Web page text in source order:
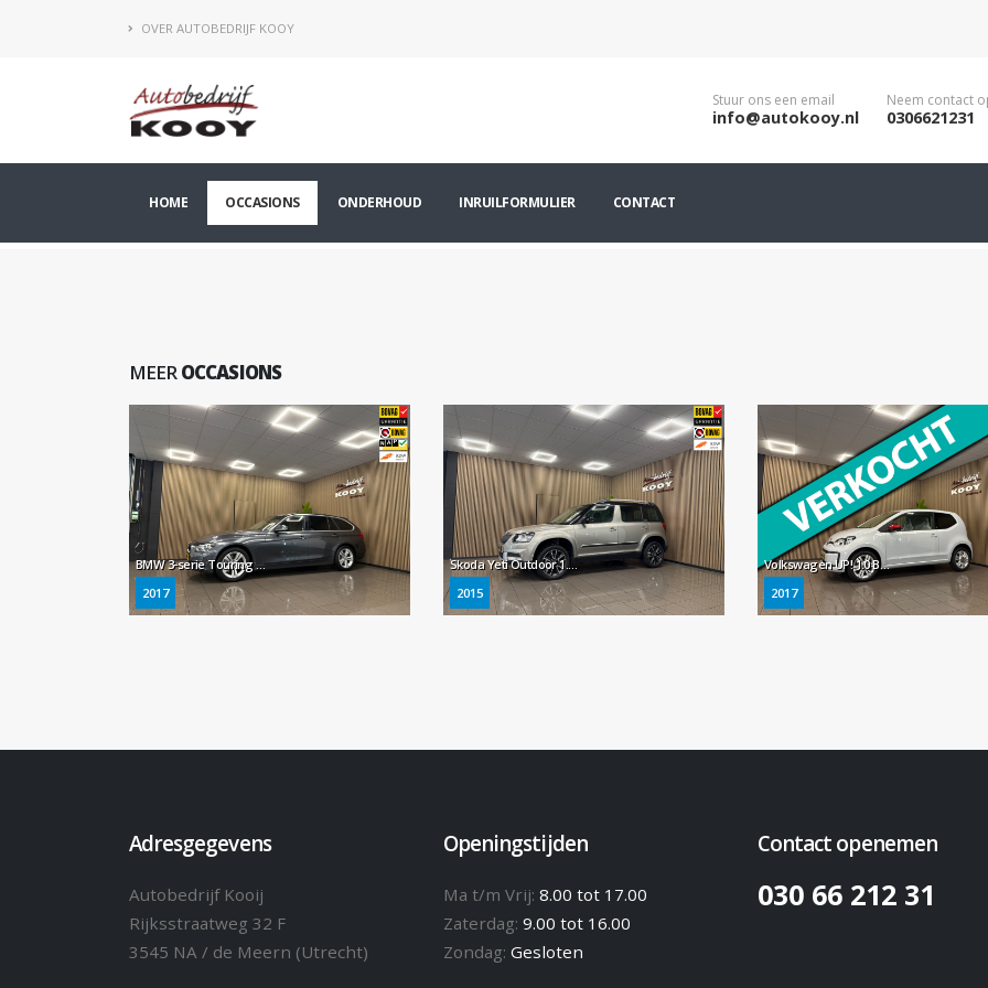
OVER AUTOBEDRIJF KOOY
Stuur ons een email
info@autokooy.nl
Neem contact
0306621231
HOME OCCASIONS ONDERHOUD INRUILFORMULIER CONTACT
MEEROCCASIONS
BMW 3-serie Touring 330i Executive * 1e Eig / Automaat / 360° Camera / LED / Navigatie / NL Auto *
2017
2015
Volkswagen UP! 1.0 BMT up! beats * Airco / LM Velgen / Bluetooth / LED *
2017
Adresgegevens
Autobedrijf Kooij
Rijksstraatweg 32 F
3545 NA / de Meern (Utrecht)
Openingstijden
Ma t/m Vrij: 8.00 tot 17.00
Zaterdag: 9.00 tot 16.00
Zondag: Gesloten
Contact openemen
030 66 212 31